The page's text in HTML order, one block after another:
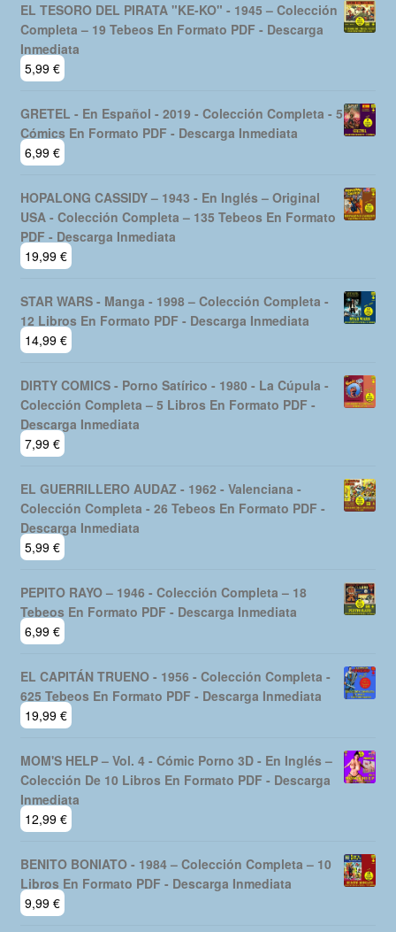
EL TESORO DEL PIRATA "KE-KO" - 1945 – Colección
Completa – 19 Tebeos En Formato PDF - Descarga
Inmediata
5,99 €
GRETEL - En Español - 2019 - Colección Completa - 5
Cómics En Formato PDF - Descarga Inmediata
6,99 €
HOPALONG CASSIDY – 1943 - En Inglés – Original
USA - Colección Completa – 135 Tebeos En Formato
PDF - Descarga Inmediata
19,99 €
STAR WARS - Manga - 1998 – Colección Completa -
12 Libros En Formato PDF - Descarga Inmediata
14,99 €
DIRTY COMICS - Porno Satírico - 1980 - La Cúpula -
Colección Completa – 5 Libros En Formato PDF -
Descarga Inmediata
7,99 €
EL GUERRILLERO AUDAZ - 1962 - Valenciana -
Colección Completa - 26 Tebeos En Formato PDF -
Descarga Inmediata
5,99 €
PEPITO RAYO – 1946 - Colección Completa – 18
Tebeos En Formato PDF - Descarga Inmediata
6,99 €
EL CAPITÁN TRUENO - 1956 - Colección Completa -
625 Tebeos En Formato PDF - Descarga Inmediata
19,99 €
MOM'S HELP – Vol. 4 - Cómic Porno 3D - En Inglés –
Colección De 10 Libros En Formato PDF - Descarga
Inmediata
12,99 €
BENITO BONIATO - 1984 – Colección Completa – 10
Libros En Formato PDF - Descarga Inmediata
9,99 €